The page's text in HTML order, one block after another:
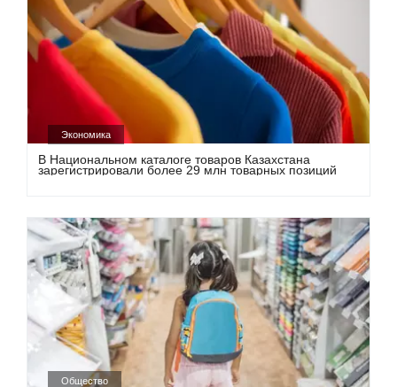
Экономика
В Национальном каталоге товаров Казахстана
зарегистрировали более 29 млн товарных позиций
Общество